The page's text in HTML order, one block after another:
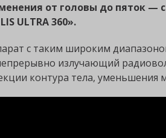
от головы до пяток —
ULTRA 360».
с таким широким
излучающий
контура тела, уменьшения